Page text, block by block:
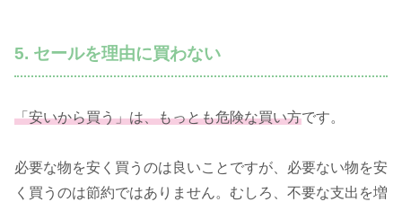
5. セールを理由に買わない
「安いから買う」は、もっとも危険な買い方です。
必要な物を安く買うのは良いことですが、必要ない物を安
く買うのは節約ではありません。むしろ、不要な支出を増